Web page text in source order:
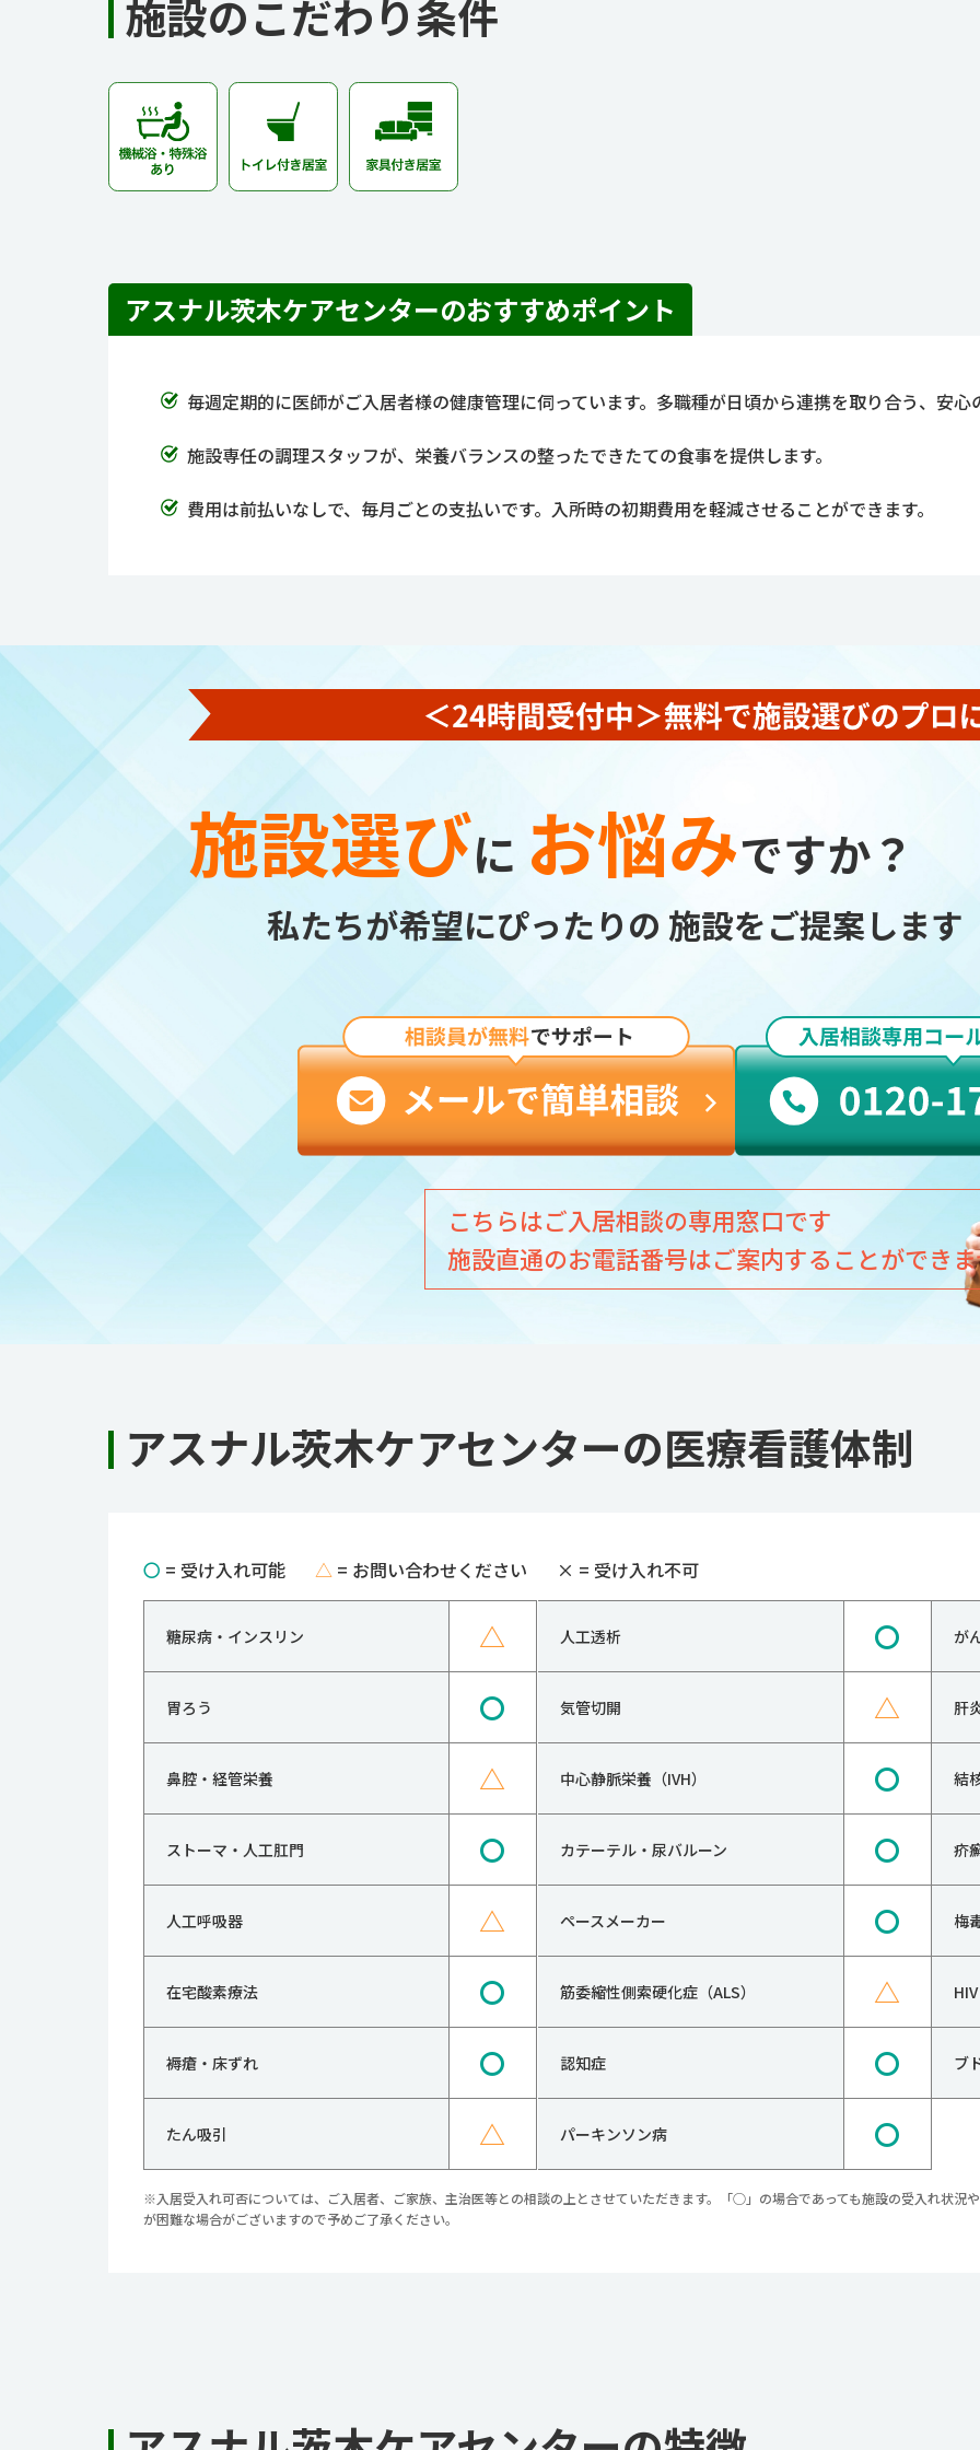
施設のこだわり条件
アスナル茨木ケアセンターのおすすめポイント
毎週定期的に医師がご入居者様の健康管理に伺っています。多職種が日頃から連携を取り合う、安心
施設専任の調理スタッフが、栄養バランスの整ったできたての食事を提供します。
費用は前払いなしで、毎月ごとの支払いです。入所時の初期費用を軽減させることができます。
施設選びに お悩みですか？
私たちが希望にぴったりの 施設をご提案します
こちらはご入居相談の専用窓口です
施設直通のお電話番号はご案内することができ
アスナル茨木ケアセンターの医療看護体制
〇 = 受け入れ可能 △= お問い合わせください × = 受け入れ不可
糖尿病・インスリン △
胃ろう 〇
鼻腔・経管栄養 △
ストーマ・人工肛門 〇
人工呼吸器 △
在宅酸素療法 〇
褥瘡・床ずれ 〇
たん吸引 △
人工透析 〇
気管切開 △
中心静脈栄養（IVH） 〇
カテーテル・尿バルーン 〇
ペースメーカー 〇
筋委縮性側索硬化症（ALS） △
認知症 〇
パーキンソン病 〇
が
肝
結
疥
梅
ブ
※入居受入れ可否については、ご入居者、ご家族、主治医等との相談の上とさせていただきます。「○」の場合であっても施設の受入れ状況
が困難な場合がございますので予めご了承ください。